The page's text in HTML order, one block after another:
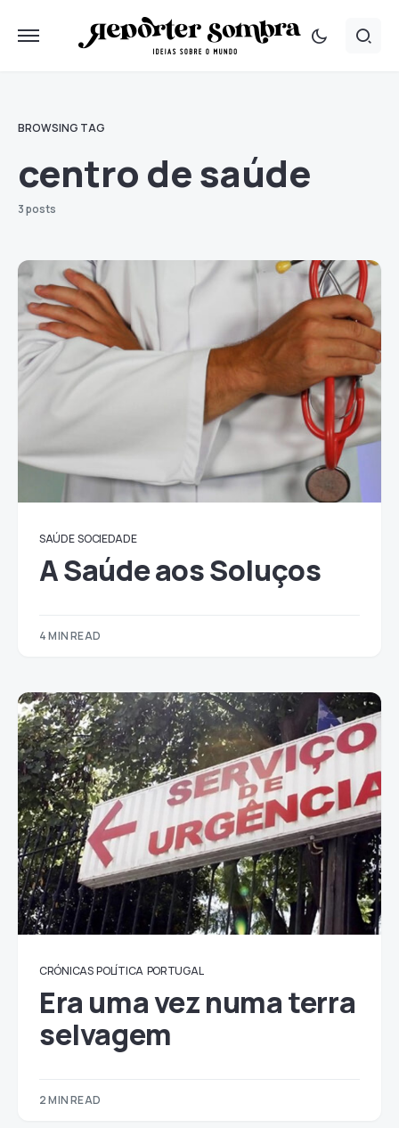
BROWSING TAG
centro de saúde
3 posts
SAÚDE SOCIEDADE
A Saúde aos Soluços
4 MIN READ
CRÓNICAS POLÍTICA PORTUGAL
Era uma vez numa terra
selvagem
2 MIN READ